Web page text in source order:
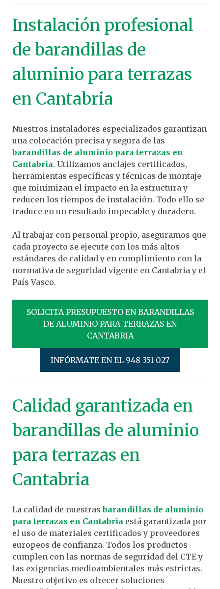
Instalación profesional
de barandillas de
aluminio para terrazas
en Cantabria
Nuestros instaladores especializados garantizan
una colocación precisa y segura de las
barandillas de aluminio para terrazas en
Cantabria. Utilizamos anclajes certificados,
herramientas específicas y técnicas de montaje
que minimizan el impacto en la estructura y
reducen los tiempos de instalación. Todo ello se
traduce en un resultado impecable y duradero.
Al trabajar con personal propio, aseguramos que
cada proyecto se ejecute con los más altos
estándares de calidad y en cumplimiento con la
normativa de seguridad vigente en Cantabria y el
País Vasco.
SOLICITA PRESUPUESTO EN BARANDILLAS
DE ALUMINIO PARA TERRAZAS EN
CANTABRIA
INFÓRMATE EN EL 948 351 027
Calidad garantizada en
barandillas de aluminio
para terrazas en
Cantabria
La calidad de nuestrasbarandillas de aluminio
para terrazas en Cantabria está garantizada por
el uso de materiales certificados y proveedores
europeos de confianza. Todos los productos
cumplen con las normas de seguridad del CTE y
las exigencias medioambientales más estrictas.
Nuestro objetivo es ofrecer soluciones